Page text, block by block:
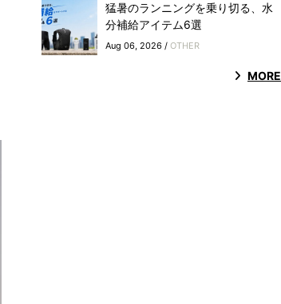
猛暑のランニングを乗り切る、水
分補給アイテム6選
Aug 06, 2026 / OTHER
MORE